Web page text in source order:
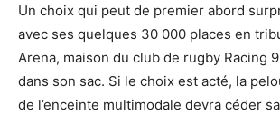
Un choix qui peut de premier abord
avec ses quelques 30 000 places en
Arena, maison du club de rugby Racing
dans son sac. Si le choix est acté, la
de l’enceinte multimodale devra céder